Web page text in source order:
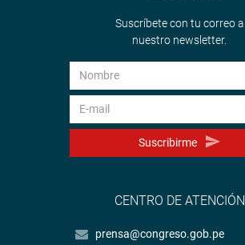
Suscríbete con tu correo a
nuestro newsletter.
Suscribirme
CENTRO DE ATENCIÓN
prensa@congreso.gob.pe